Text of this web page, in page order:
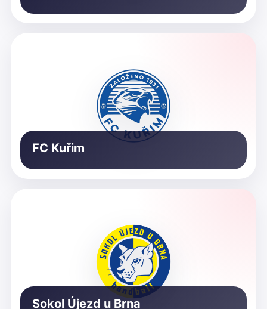
FC Kuřim
Sokol Újezd u Brna